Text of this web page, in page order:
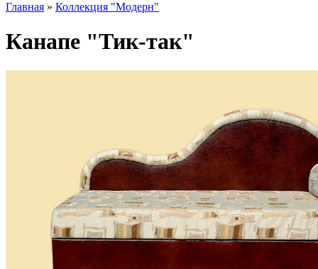
Главная » Коллекция "Модерн"
Канапе "Тик-так"